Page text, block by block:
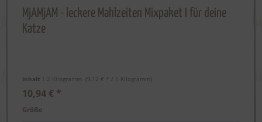
MjAMjAM - leckere Mahlzeiten Mixpaket I für deine
Katze
Inhalt 1.2 Kilogramm (9,12 € * / 1 Kilogramm)
10,94 € *
Größe